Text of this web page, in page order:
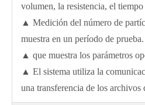
volumen, la resistencia, el
▲ Medición del número de
muestra en un período de prueba.
▲ que muestra los parámetros
▲ El sistema utiliza la
una transferencia de los archivos